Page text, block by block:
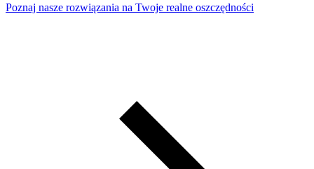
Poznaj nasze rozwiązania na Twoje realne oszczędności